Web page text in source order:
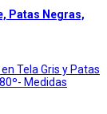
Patas Negras,